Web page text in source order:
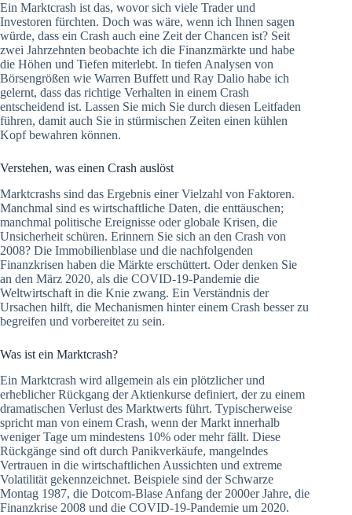
Ein Marktcrash ist das, wovor sich viele Trader und
Investoren fürchten. Doch was wäre, wenn ich Ihnen sagen
würde, dass ein Crash auch eine Zeit der Chancen ist? Seit
zwei Jahrzehnten beobachte ich die Finanzmärkte und habe
die Höhen und Tiefen miterlebt. In tiefen Analysen von
Börsengrößen wie Warren Buffett und Ray Dalio habe ich
gelernt, dass das richtige Verhalten in einem Crash
entscheidend ist. Lassen Sie mich Sie durch diesen Leitfaden
führen, damit auch Sie in stürmischen Zeiten einen kühlen
Kopf bewahren können.
Verstehen, was einen Crash auslöst
Marktcrashs sind das Ergebnis einer Vielzahl von Faktoren.
Manchmal sind es wirtschaftliche Daten, die enttäuschen;
manchmal politische Ereignisse oder globale Krisen, die
Unsicherheit schüren. Erinnern Sie sich an den Crash von
2008? Die Immobilienblase und die nachfolgenden
Finanzkrisen haben die Märkte erschüttert. Oder denken Sie
an den März 2020, als die COVID-19-Pandemie die
Weltwirtschaft in die Knie zwang. Ein Verständnis der
Ursachen hilft, die Mechanismen hinter einem Crash besser zu
begreifen und vorbereitet zu sein.
Was ist ein Marktcrash?
Ein Marktcrash wird allgemein als ein plötzlicher und
erheblicher Rückgang der Aktienkurse definiert, der zu einem
dramatischen Verlust des Marktwerts führt. Typischerweise
spricht man von einem Crash, wenn der Markt innerhalb
weniger Tage um mindestens 10% oder mehr fällt. Diese
Rückgänge sind oft durch Panikverkäufe, mangelndes
Vertrauen in die wirtschaftlichen Aussichten und extreme
Volatilität gekennzeichnet. Beispiele sind der Schwarze
Montag 1987, die Dotcom-Blase Anfang der 2000er Jahre, die
Finanzkrise 2008 und die COVID-19-Pandemie um 2020.